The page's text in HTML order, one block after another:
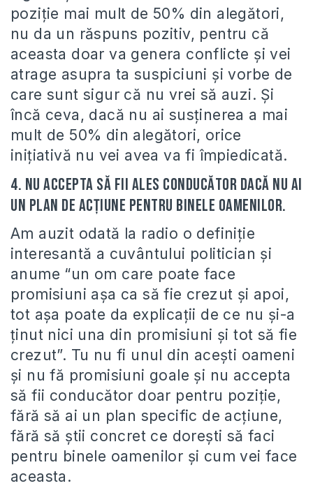
poziţie mai mult de 50% din alegători,
nu da un răspuns pozitiv, pentru că
aceasta doar va genera conflicte şi vei
atrage asupra ta suspiciuni şi vorbe de
care sunt sigur că nu vrei să auzi. Şi
încă ceva, dacă nu ai susţinerea a mai
mult de 50% din alegători, orice
iniţiativă nu vei avea va fi împiedicată.
4. Nu accepta să fii ales conducător dacă nu ai
un plan de acţiune pentru binele oamenilor.
Am auzit odată la radio o definiţie
interesantă a cuvântului politician şi
anume “un om care poate face
promisiuni aşa ca să fie crezut şi apoi,
tot aşa poate da explicaţii de ce nu şi-a
ţinut nici una din promisiuni şi tot să fie
crezut”. Tu nu fi unul din aceşti oameni
şi nu fă promisiuni goale şi nu accepta
să fii conducător doar pentru poziţie,
fără să ai un plan specific de acţiune,
fără să ştii concret ce doreşti să faci
pentru binele oamenilor şi cum vei face
aceasta.